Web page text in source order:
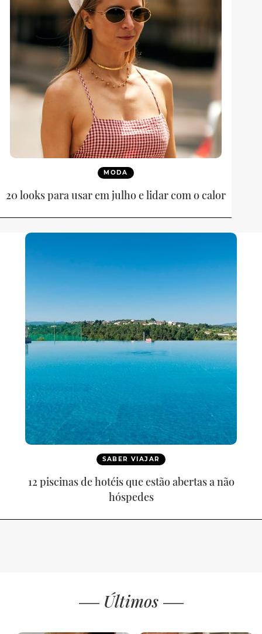
MODA
20 looks para usar em julho e lidar com o calor
SABER VIAJAR
12 piscinas de hotéis que estão abertas a não
hóspedes
Últimos